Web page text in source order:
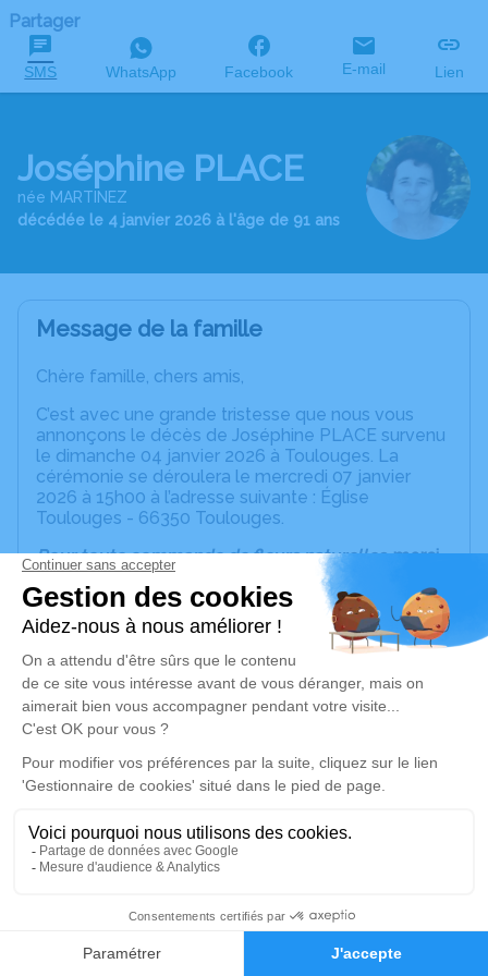
Faire-part Hommages
Partager
SMS WhatsApp Facebook E-mail Lien
Joséphine PLACE
née MARTINEZ
décédée le 4 janvier 2026 à l'âge de 91 ans
Message de la famille
Chère famille, chers amis,
C’est avec une grande tristesse que nous vous
annonçons le décès de Joséphine PLACE survenu
le dimanche 04 janvier 2026 à Toulouges. La
cérémonie se déroulera le mercredi 07 janvier
2026 à 15h00 à l’adresse suivante : Église
Toulouges - 66350 Toulouges.
Pour toute commande de fleurs naturelles, merci
de contacter les Pompes Funèbres Vila Pollestres
au 06 20 73 57 32.
Nous vous invitons à utiliser cet espace pour
laisser vos condoléances, partager des photos
souvenirs, une anecdote ou exprimer vos pensées
à travers des poèmes ou des textes. Cet endroit
est un lieu d'expression dédié à honorer la
mémoire de Joséphine PLACE.
Je rends hommage
Cérémonie religieuse
Église de Toulouges
66350 Toulouges